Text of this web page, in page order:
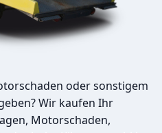
oder sonstigem
Wir kaufen Ihr
Motorschaden,